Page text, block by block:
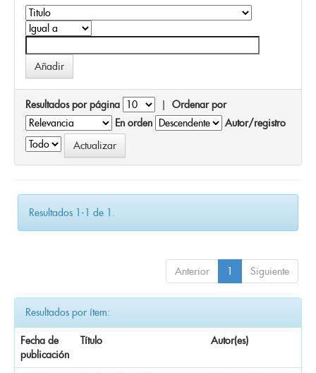
Resultados por página | Ordenar por
En orden
Autor/registro
Resultados 1-1 de 1.
Anterior 1 Siguiente
Resultados por ítem:
Fecha de
publicación
Título Autor(es)